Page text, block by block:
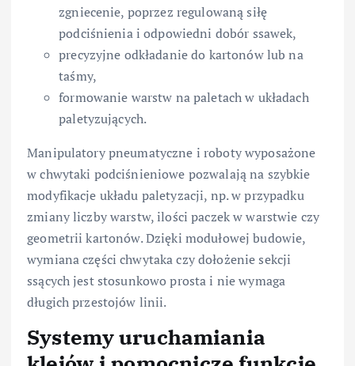
zgniecenie, poprzez regulowaną siłę
podciśnienia i odpowiedni dobór ssawek,
precyzyjne odkładanie do kartonów lub na
taśmy,
formowanie warstw na paletach w układach
paletyzujących.
Manipulatory pneumatyczne i roboty wyposażone
w chwytaki podciśnieniowe pozwalają na szybkie
modyfikacje układu paletyzacji, np. w przypadku
zmiany liczby warstw, ilości paczek w warstwie czy
geometrii kartonów. Dzięki modułowej budowie,
wymiana części chwytaka czy dołożenie sekcji
ssących jest stosunkowo prosta i nie wymaga
długich przestojów linii.
Systemy uruchamiania